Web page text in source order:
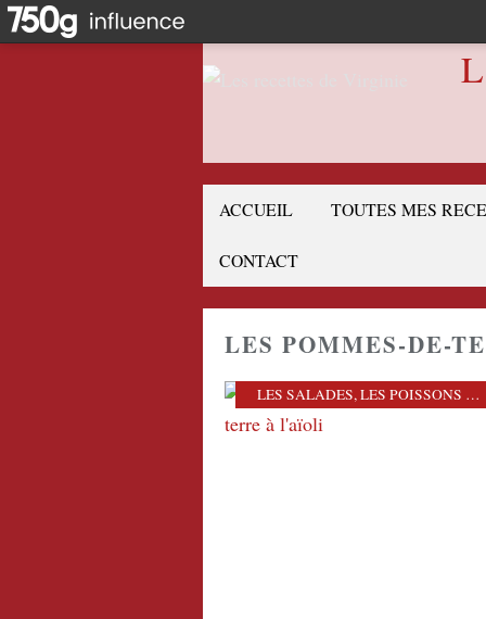
ACCUEIL TOUTES MES
CONTACT
LES POMMES-DE-
LES SALADES,LES POISSONS ET CRUSTACÉS